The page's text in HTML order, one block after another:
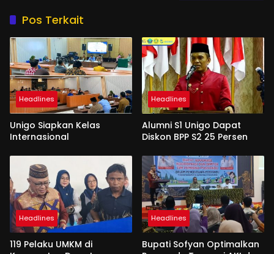
Pos Terkait
Headlines
Unigo Siapkan Kelas
Internasional
Headlines
Alumni S1 Unigo Dapat
Diskon BPP S2 25 Persen
Headlines
119 Pelaku UMKM di
Headlines
Bupati Sofyan Optimalkan